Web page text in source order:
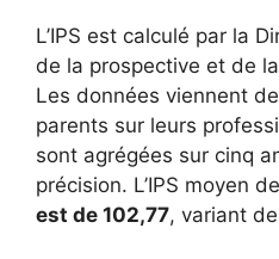
L’IPS est calculé par la
de la prospective et de
Les données viennent
parents sur leurs
sont agrégées sur cinq
précision. L’IPS moyen
est de 102,77, variant